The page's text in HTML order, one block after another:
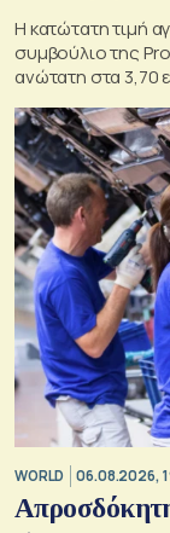
Η κατώτατη τιμή
συμβούλιο της
ανώτατη στα 3,70
WORLD 06.08.2026,